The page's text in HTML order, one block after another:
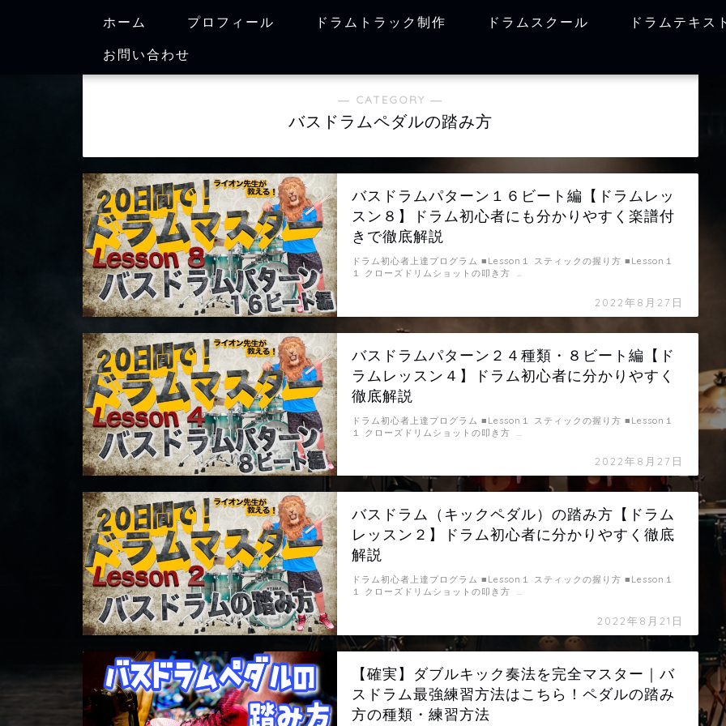
ホーム プロフィール ドラムトラック制作 ドラムスクール
ドラムテキス
お問い合わせ
― CATEGORY ―
バスドラムペダルの踏み方
バスドラムパターン１６ビート編【ドラムレッ
スン８】ドラム初心者にも分かりやすく楽譜付
きで徹底解説
2022年8月27日
ドラム初心者上達プログラム ■Lesson１ スティックの握り方 ■Lesson１
１ クローズドリムショットの叩き方 …
バスドラムパターン２４種類・８ビート編【ド
ラムレッスン４】ドラム初心者に分かりやすく
徹底解説
2022年8月27日
ドラム初心者上達プログラム ■Lesson１ スティックの握り方 ■Lesson１
１ クローズドリムショットの叩き方 …
バスドラム（キックペダル）の踏み方【ドラム
レッスン２】ドラム初心者に分かりやすく徹底
解説
2022年8月21日
ドラム初心者上達プログラム ■Lesson１ スティックの握り方 ■Lesson１
１ クローズドリムショットの叩き方 …
【確実】ダブルキック奏法を完全マスター｜バ
スドラム最強練習方法はこちら！ペダルの踏み
方の種類・練習方法